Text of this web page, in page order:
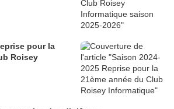
pour la
Roisey